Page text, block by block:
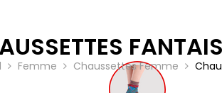
Femme Chaussettes Femme